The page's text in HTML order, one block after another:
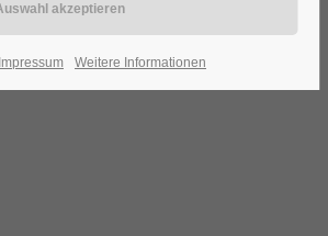
Impressum Weitere Informationen